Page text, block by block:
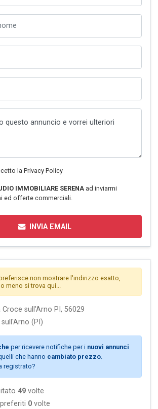
la Privacy Policy
IMMOBILIARE SERENA ad inviarmi
ed offerte commerciali.
INVIA EMAIL
non mostrare l'indirizzo esatto,
meno si trova qui...
sull'Arno PI, 56029
(PI)
per ricevere notifiche per i nuovi annunci
che hanno cambiato prezzo
registrato?
49 volte
0 volte